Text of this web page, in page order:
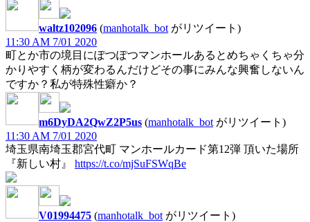
waltz102096 (manhotalk_bot がリツイート)
11:30 AM 7/01 2020
町とか市の境目にぽつぽつマンホールあるとめちゃくちゃ分
かりやすく柄が変わるんだけどその事にみんな興奮しないん
ですか？私が特殊性癖か？
m6DyDA2QwZ2P5us (manhotalk_bot がリツイート)
11:30 AM 7/01 2020
埼玉県南埼玉郡宮代町 マンホールカード第12弾 頂いた場所
『新しい村』 https://t.co/mjSuFSWqBe
V01994475 (manhotalk_bot がリツイート)